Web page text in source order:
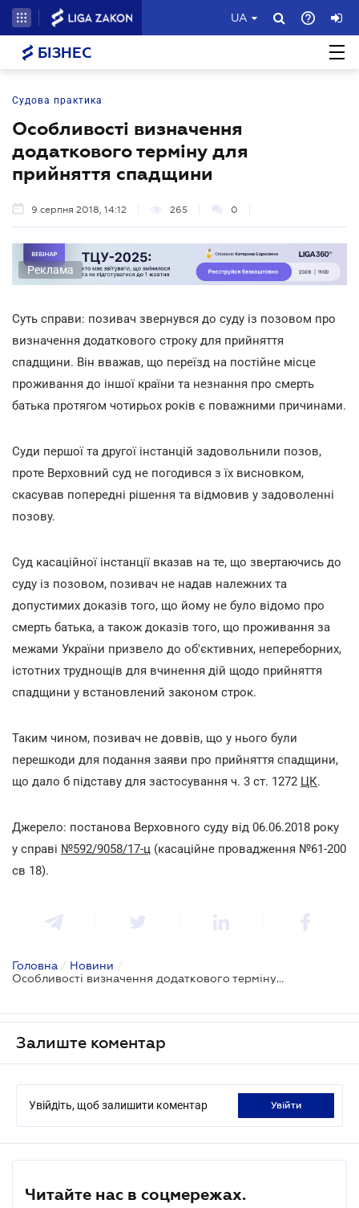
UA
БІЗНЕС
Судова практика
Особливості визначення
додаткового терміну для
прийняття спадщини
9 серпня 2018, 14:12 265 0
Реклама
Суть справи: позивач звернувся до суду із позовом про
визначення додаткового строку для прийняття
спадщини. Він вважав, що переїзд на постійне місце
проживання до іншої країни та незнання про смерть
батька протягом чотирьох років є поважними причинами.
Суди першої та другої інстанцій задовольнили позов,
проте Верховний суд не погодився з їх висновком,
скасував попередні рішення та відмовив у задоволенні
позову.
Суд касаційної інстанції вказав на те, що звертаючись до
суду із позовом, позивач не надав належних та
допустимих доказів того, що йому не було відомо про
смерть батька, а також доказів того, що проживання за
межами України призвело до об'єктивних, непереборних,
істотних труднощів для вчинення дій щодо прийняття
спадщини у встановлений законом строк.
Таким чином, позивач не доввів, що у нього були
перешкоди для подання заяви про прийняття спадщини,
що дало б підставу для застосування ч. 3 ст. 1272 ЦК.
Джерело: постанова Верховного суду від 06.06.2018 року
у справі №592/9058/17-ц (касаційне провадження №61-200
св 18).
Головна / Новини /
Особливості визначення додаткового терміну для прийняття спадщини
Залиште коментар
Увійдіть, щоб залишити коментар увійти
Читайте нас в соцмережах.